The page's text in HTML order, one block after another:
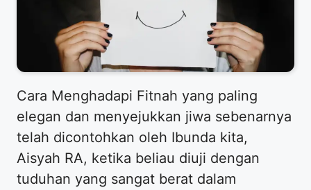
​Cara Menghadapi Fitnah yang paling
elegan dan menyejukkan jiwa sebenarnya
telah dicontohkan oleh Ibunda kita,
Aisyah RA, ketika beliau diuji dengan
tuduhan yang sangat berat dalam